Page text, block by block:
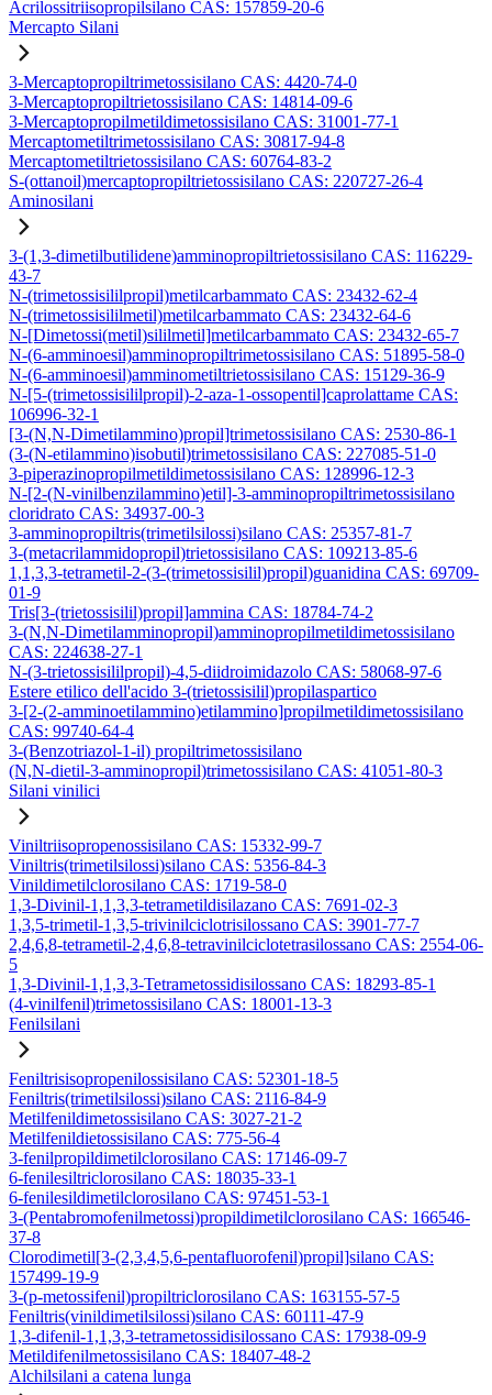
Acrilossitriisopropilsilano CAS: 157859-20-6
Mercapto Silani
3-Mercaptopropiltrimetossisilano CAS: 4420-74-0
3-Mercaptopropiltrietossisilano CAS: 14814-09-6
3-Mercaptopropilmetildimetossisilano CAS: 31001-77-1
Mercaptometiltrimetossisilano CAS: 30817-94-8
Mercaptometiltrietossisilano CAS: 60764-83-2
S-(ottanoil)mercaptopropiltrietossisilano CAS: 220727-26-4
Aminosilani
3-(1,3-dimetilbutilidene)amminopropiltrietossisilano CAS: 116229-
43-7
N-(trimetossisililpropil)metilcarbammato CAS: 23432-62-4
N-(trimetossisililmetil)metilcarbammato CAS: 23432-64-6
N-[Dimetossi(metil)sililmetil]metilcarbammato CAS: 23432-65-7
N-(6-amminoesil)amminopropiltrimetossisilano CAS: 51895-58-0
N-(6-amminoesil)amminometiltrietossisilano CAS: 15129-36-9
N-[5-(trimetossisililpropil)-2-aza-1-ossopentil]caprolattame CAS:
106996-32-1
[3-(N,N-Dimetilammino)propil]trimetossisilano CAS: 2530-86-1
(3-(N-etilammino)isobutil)trimetossisilano CAS: 227085-51-0
3-piperazinopropilmetildimetossisilano CAS: 128996-12-3
N-[2-(N-vinilbenzilammino)etil]-3-amminopropiltrimetossisilano
cloridrato CAS: 34937-00-3
3-amminopropiltris(trimetilsilossi)silano CAS: 25357-81-7
3-(metacrilammidopropil)trietossisilano CAS: 109213-85-6
1,1,3,3-tetrametil-2-(3-(trimetossisilil)propil)guanidina CAS: 69709-
01-9
Tris[3-(trietossisilil)propil]ammina CAS: 18784-74-2
3-(N,N-Dimetilamminopropil)amminopropilmetildimetossisilano
CAS: 224638-27-1
N-(3-trietossisililpropil)-4,5-diidroimidazolo CAS: 58068-97-6
Estere etilico dell'acido 3-(trietossisilil)propilaspartico
3-[2-(2-amminoetilammino)etilammino]propilmetildimetossisilano
CAS: 99740-64-4
3-(Benzotriazol-1-il) propiltrimetossisilano
(N,N-dietil-3-amminopropil)trimetossisilano CAS: 41051-80-3
Silani vinilici
Viniltriisopropenossisilano CAS: 15332-99-7
Viniltris(trimetilsilossi)silano CAS: 5356-84-3
Vinildimetilclorosilano CAS: 1719-58-0
1,3-Divinil-1,1,3,3-tetrametildisilazano CAS: 7691-02-3
1,3,5-trimetil-1,3,5-trivinilciclotrisilossano CAS: 3901-77-7
2,4,6,8-tetrametil-2,4,6,8-tetravinilciclotetrasilossano CAS: 2554-06-
5
1,3-Divinil-1,1,3,3-Tetrametossidisilossano CAS: 18293-85-1
(4-vinilfenil)trimetossisilano CAS: 18001-13-3
Fenilsilani
Feniltrisisopropenilossisilano CAS: 52301-18-5
Feniltris(trimetilsilossi)silano CAS: 2116-84-9
Metilfenildimetossisilano CAS: 3027-21-2
Metilfenildietossisilano CAS: 775-56-4
3-fenilpropildimetilclorosilano CAS: 17146-09-7
6-fenilesiltriclorosilano CAS: 18035-33-1
6-fenilesildimetilclorosilano CAS: 97451-53-1
3-(Pentabromofenilmetossi)propildimetilclorosilano CAS: 166546-
37-8
Clorodimetil[3-(2,3,4,5,6-pentafluorofenil)propil]silano CAS:
157499-19-9
3-(p-metossifenil)propiltriclorosilano CAS: 163155-57-5
Feniltris(vinildimetilsilossi)silano CAS: 60111-47-9
1,3-difenil-1,1,3,3-tetrametossidisilossano CAS: 17938-09-9
Metildifenilmetossisilano CAS: 18407-48-2
Alchilsilani a catena lunga